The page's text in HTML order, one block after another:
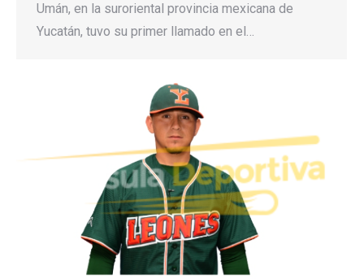
Umán, en la suroriental provincia mexicana de
Yucatán, tuvo su primer llamado en el…